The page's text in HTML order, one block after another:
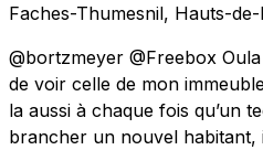
Faches-Thumesnil, Hauts-
@bortzmeyer @Freebox Oula
de voir celle de mon
la aussi à chaque fois qu’un
brancher un nouvel